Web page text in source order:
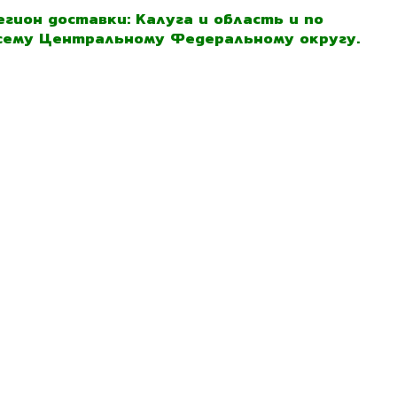
доставки: Калуга и область и по
Центральному Федеральному округу.